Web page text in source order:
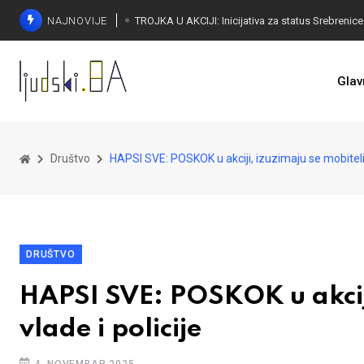
NAJNOVIJE
Društvo HAPSI SVE: POSKOK u akciji, izuzimaju se
DRUŠTVO
HAPSI SVE: POSKOK u
vlade i policije